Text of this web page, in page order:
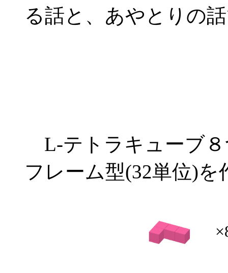
る話と、あやとりの
L-テトラキューブ８
フレーム型(32単位)